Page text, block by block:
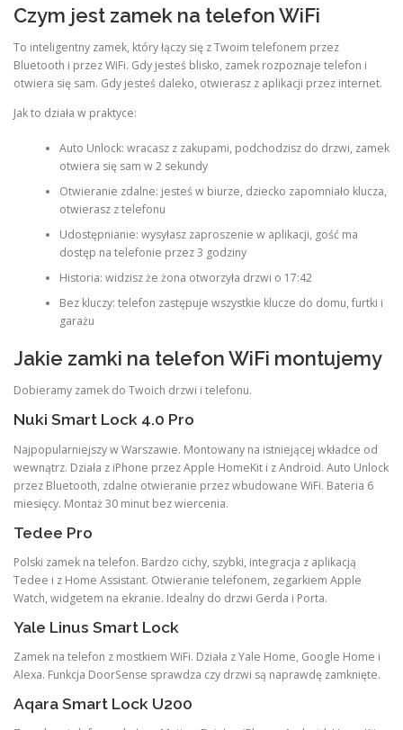
Czym jest zamek na telefon WiFi
To inteligentny zamek, który łączy się z Twoim telefonem przez
Bluetooth i przez WiFi. Gdy jesteś blisko, zamek rozpoznaje telefon i
otwiera się sam. Gdy jesteś daleko, otwierasz z aplikacji przez internet.
Jak to działa w praktyce:
Auto Unlock: wracasz z zakupami, podchodzisz do drzwi, zamek
otwiera się sam w 2 sekundy
Otwieranie zdalne: jesteś w biurze, dziecko zapomniało klucza,
otwierasz z telefonu
Udostępnianie: wysyłasz zaproszenie w aplikacji, gość ma
dostęp na telefonie przez 3 godziny
Historia: widzisz że żona otworzyła drzwi o 17:42
Bez kluczy: telefon zastępuje wszystkie klucze do domu, furtki i
garażu
Jakie zamki na telefon WiFi montujemy
Dobieramy zamek do Twoich drzwi i telefonu.
Nuki Smart Lock 4.0 Pro
Najpopularniejszy w Warszawie. Montowany na istniejącej wkładce od
wewnątrz. Działa z iPhone przez Apple HomeKit i z Android. Auto Unlock
przez Bluetooth, zdalne otwieranie przez wbudowane WiFi. Bateria 6
miesięcy. Montaż 30 minut bez wiercenia.
Tedee Pro
Polski zamek na telefon. Bardzo cichy, szybki, integracja z aplikacją
Tedee i z Home Assistant. Otwieranie telefonem, zegarkiem Apple
Watch, widgetem na ekranie. Idealny do drzwi Gerda i Porta.
Yale Linus Smart Lock
Zamek na telefon z mostkiem WiFi. Działa z Yale Home, Google Home i
Alexa. Funkcja DoorSense sprawdza czy drzwi są naprawdę zamknięte.
Aqara Smart Lock U200